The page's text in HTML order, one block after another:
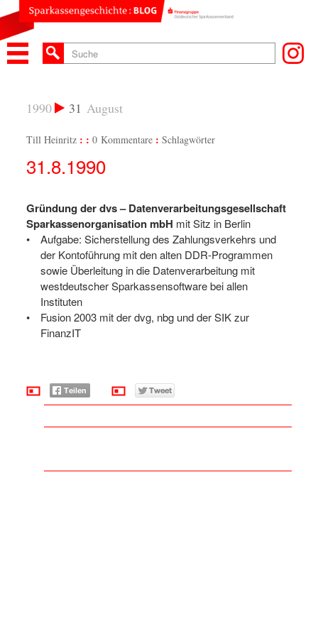
31 August
1990
Till Heinritz 0 Kommentare Schlagwörter
31.8.1990
Gründung der dvs – Datenverarbeitungsgesellschaft
Sparkassenorganisation mbH mit Sitz in Berlin
Aufgabe: Sicherstellung des Zahlungsverkehrs und
der Kontoführung mit den alten DDR-Programmen
sowie Überleitung in die Datenverarbeitung mit
westdeutscher Sparkassensoftware bei allen
Instituten
Fusion 2003 mit der dvg, nbg und der SIK zur
FinanzIT